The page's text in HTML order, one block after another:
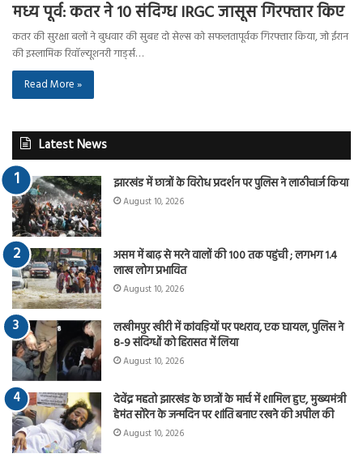
मध्य पूर्व: कतर ने 10 संदिग्ध IRGC जासूस गिरफ्तार किए
कतर की सुरक्षा बलों ने बुधवार की सुबह दो सेल्स को सफलतापूर्वक गिरफ्तार किया, जो ईरान
की इस्लामिक रिवॉल्यूशनरी गार्ड्स…
Read More »
Latest News
झारखंड में छात्रों के विरोध प्रदर्शन पर पुलिस ने लाठीचार्ज किया
August 10, 2026
असम में बाढ़ से मरने वालों की 100 तक पहुंची ; लगभग 1.4
लाख लोग प्रभावित
August 10, 2026
लखीमपुर खीरी में कांवड़ियों पर पथराव, एक घायल, पुलिस ने
8-9 संदिग्धों को हिरासत में लिया
August 10, 2026
देवेंद्र महतो झारखंड के छात्रों के मार्च में शामिल हुए, मुख्यमंत्री
हेमंत सोरेन के जन्मदिन पर शांति बनाए रखने की अपील की
August 10, 2026